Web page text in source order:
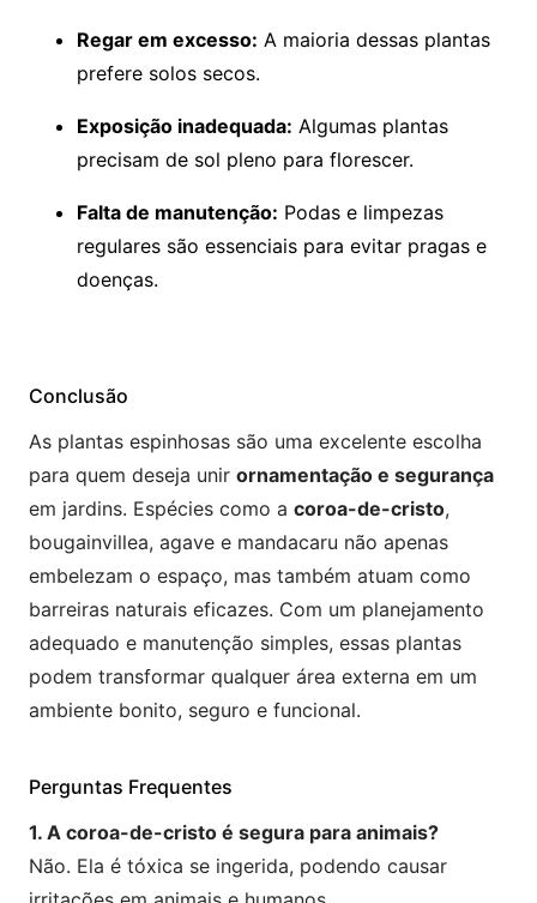
Regar em excesso: A maioria dessas plantas
prefere solos secos.
Exposição inadequada: Algumas plantas
precisam de sol pleno para florescer.
Falta de manutenção: Podas e limpezas
regulares são essenciais para evitar pragas e
doenças.
Conclusão
As plantas espinhosas são uma excelente escolha
para quem deseja unir ornamentação e segurança
em jardins. Espécies como a coroa-de-cristo,
bougainvillea, agave e mandacaru não apenas
embelezam o espaço, mas também atuam como
barreiras naturais eficazes. Com um planejamento
adequado e manutenção simples, essas plantas
podem transformar qualquer área externa em um
ambiente bonito, seguro e funcional.
Perguntas Frequentes
1. A coroa-de-cristo é segura para animais?
Não. Ela é tóxica se ingerida, podendo causar